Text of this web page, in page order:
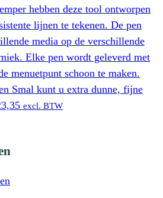
hebben deze tool ontworpen
lijnen te tekenen. De pen
media op de verschillende
Elke pen wordt geleverd met
menuetpunt schoon te maken.
Smal kunt u extra dunne, fijne
excl. BTW